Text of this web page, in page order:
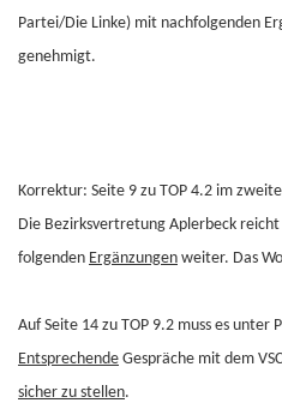
Partei/Die Linke) mit nachfolgenden
genehmigt.
Korrektur: Seite 9 zu TOP 4.2 im
Die Bezirksvertretung Aplerbeck
folgenden Ergänzungen weiter. Das
Auf Seite 14 zu TOP 9.2 muss es unter
Entsprechende Gespräche mit dem
sicher zu stellen.